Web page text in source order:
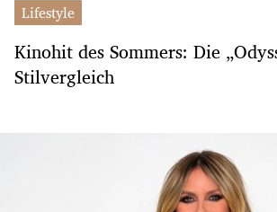
Lifestyle
Kinohit des Sommers: Die
Stilvergleich